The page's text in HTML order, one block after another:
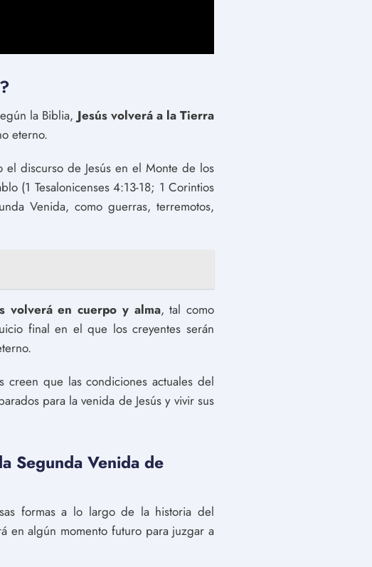
la Biblia, Jesús volverá a la Tierra
eterno.
discurso de Jesús en el Monte de los
(1 Tesalonicenses 4:13-18; 1 Corintios
Venida, como guerras, terremotos,
volverá en cuerpo y alma, tal como
final en el que los creyentes serán
creen que las condiciones actuales del
para la venida de Jesús y vivir sus
Segunda Venida de
formas a lo largo de la historia del
en algún momento futuro para juzgar a